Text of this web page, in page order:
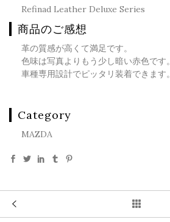
Refinad Leather Deluxe Series
商品のご感想
革の質感が高くて満足です。
色味は写真よりもう少し暗い赤色です。
車種専用設計でピッタリ装着できます。
Category
MAZDA